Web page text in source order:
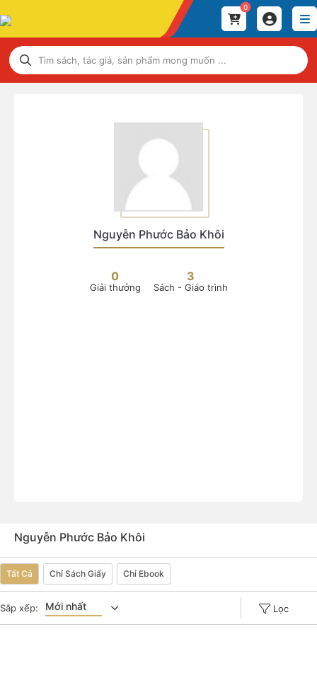
0
Nguyễn Phước Bảo Khôi
0
Giải thưởng
3
Sách - Giáo trình
Nguyễn Phước Bảo Khôi
Tất Cả Chỉ Sách Giấy Chỉ Ebook
Sắp xếp: Mới nhất Lọc